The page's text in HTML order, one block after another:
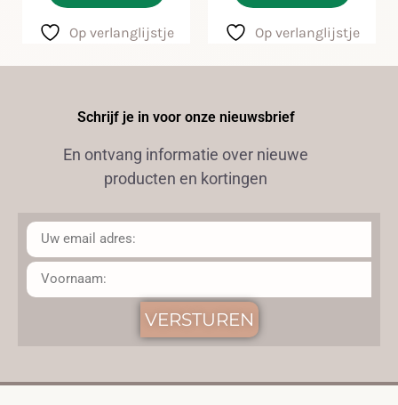
Op verlanglijstje Op verlanglijstje
Schrijf je in voor onze nieuwsbrief
En ontvang informatie over nieuwe
producten en kortingen
VERSTUREN